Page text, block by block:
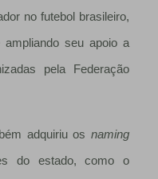
no futebol brasileiro,
seu apoio a
pela Federação
adquiriu osnaming
do estado, como o